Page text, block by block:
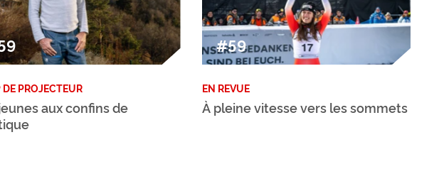
PROJECTEUR
aux confins de
#59
EN REVUE
À pleine vitesse vers les sommets